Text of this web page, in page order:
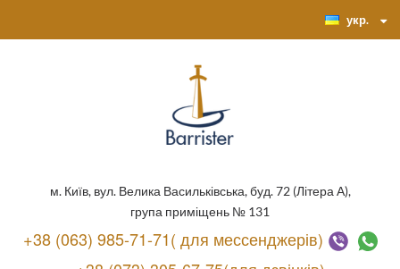
укр.
м. Київ, вул. Велика Васильківська, буд. 72 (Літера А),
група приміщень № 131
+38 (063) 985-71-71( для мессенджерів)